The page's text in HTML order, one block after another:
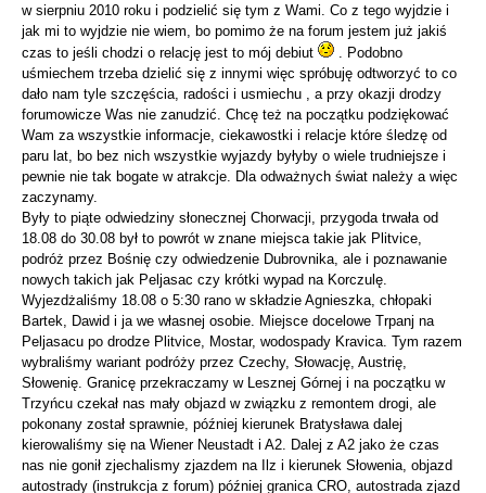
w sierpniu 2010 roku i podzielić się tym z Wami. Co z tego wyjdzie i
jak mi to wyjdzie nie wiem, bo pomimo że na forum jestem już jakiś
czas to jeśli chodzi o relację jest to mój debiut
. Podobno
uśmiechem trzeba dzielić się z innymi więc spróbuję odtworzyć to co
dało nam tyle szczęścia, radości i usmiechu , a przy okazji drodzy
forumowicze Was nie zanudzić. Chcę też na początku podziękować
Wam za wszystkie informacje, ciekawostki i relacje które śledzę od
paru lat, bo bez nich wszystkie wyjazdy byłyby o wiele trudniejsze i
pewnie nie tak bogate w atrakcje. Dla odważnych świat należy a więc
zaczynamy.
Były to piąte odwiedziny słonecznej Chorwacji, przygoda trwała od
18.08 do 30.08 był to powrót w znane miejsca takie jak Plitvice,
podróż przez Bośnię czy odwiedzenie Dubrovnika, ale i poznawanie
nowych takich jak Peljasac czy krótki wypad na Korczulę.
Wyjezdżaliśmy 18.08 o 5:30 rano w składzie Agnieszka, chłopaki
Bartek, Dawid i ja we własnej osobie. Miejsce docelowe Trpanj na
Peljasacu po drodze Plitvice, Mostar, wodospady Kravica. Tym razem
wybraliśmy wariant podróży przez Czechy, Słowację, Austrię,
Słowenię. Granicę przekraczamy w Lesznej Górnej i na początku w
Trzyńcu czekał nas mały objazd w związku z remontem drogi, ale
pokonany został sprawnie, później kierunek Bratysława dalej
kierowaliśmy się na Wiener Neustadt i A2. Dalej z A2 jako że czas
nas nie gonił zjechalismy zjazdem na Ilz i kierunek Słowenia, objazd
autostrady (instrukcja z forum) później granica CRO, autostrada zjazd